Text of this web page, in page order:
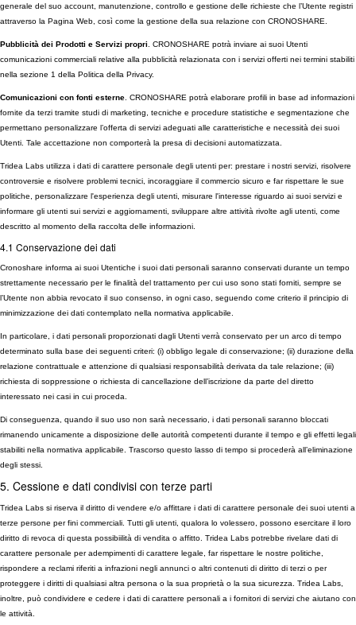
generale del suo account, manutenzione, controllo e gestione delle richieste che l’Utente registri
attraverso la Pagina Web, così come la gestione della sua relazione con CRONOSHARE.
Pubblicità dei Prodotti e Servizi propri . CRONOSHARE potrà inviare ai suoi Utenti
comunicazioni commerciali relative alla pubblicità relazionata con i servizi offerti nei termini stabiliti
nella sezione 1 della Politica della Privacy.
Comunicazioni con fonti esterne . CRONOSHARE potrà elaborare profili in base ad informazioni
fornite da terzi tramite studi di marketing, tecniche e procedure statistiche e segmentazione che
permettano personalizzare l’offerta di servizi adeguati alle caratteristiche e necessità dei suoi
Utenti. Tale accettazione non comporterà la presa di decisioni automatizzata.
Tridea Labs utilizza i dati di carattere personale degli utenti per: prestare i nostri servizi, risolvere
controversie e risolvere problemi tecnici, incoraggiare il commercio sicuro e far rispettare le sue
politiche, personalizzare l'esperienza degli utenti, misurare l'interesse riguardo ai suoi servizi e
informare gli utenti sui servizi e aggiornamenti, sviluppare altre attività rivolte agli utenti, come
descritto al momento della raccolta delle informazioni.
4.1 Conservazione dei dati
Cronoshare informa ai suoi Utentiche i suoi dati personali saranno conservati durante un tempo
strettamente necessario per le finalità del trattamento per cui uso sono stati forniti, sempre se
l’Utente non abbia revocato il suo consenso, in ogni caso, seguendo come criterio il principio di
minimizzazione dei dati contemplato nella normativa applicabile.
In particolare, i dati personali proporzionati dagli Utenti verrà conservato per un arco di tempo
determinato sulla base dei seguenti criteri: (i) obbligo legale di conservazione; (ii) durazione della
relazione contrattuale e attenzione di qualsiasi responsabilità derivata da tale relazione; (iii)
richiesta di soppressione o richiesta di cancellazione dell’iscrizione da parte del diretto
interessato nei casi in cui proceda.
Di conseguenza, quando il suo uso non sarà necessario, i dati personali saranno bloccati
rimanendo unicamente a disposizione delle autorità competenti durante il tempo e gli effetti legali
stabiliti nella normativa applicabile. Trascorso questo lasso di tempo si procederà all’eliminazione
degli stessi.
5. Cessione e dati condivisi con terze parti
Tridea Labs si riserva il diritto di vendere e/o affittare i dati di carattere personale dei suoi utenti a
terze persone per fini commerciali. Tutti gli utenti, qualora lo volessero, possono esercitare il loro
diritto di revoca di questa possibiilità di vendita o affitto. Tridea Labs potrebbe rivelare dati di
carattere personale per adempimenti di carattere legale, far rispettare le nostre politiche,
rispondere a reclami riferiti a infrazioni negli annunci o altri contenuti di diritto di terzi o per
proteggere i diritti di qualsiasi altra persona o la sua proprietà o la sua sicurezza. Tridea Labs,
inoltre, può condividere e cedere i dati di carattere personali a i fornitori di servizi che aiutano con
le attività.